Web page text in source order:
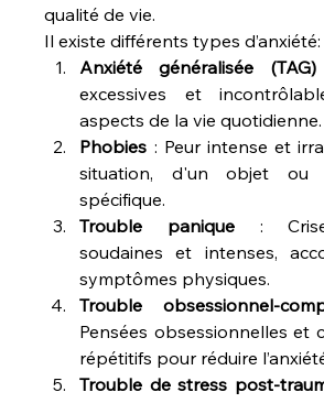
qualité de vie.
Il existe différents types d’anxiété:
Anxiété généralisée (TAG)
excessives et
aspects de la vie quotidienne.
Phobies : Peur intense et
situation, d'un objet ou
spécifique.
Trouble panique : Crises
soudaines et intenses,
symptômes physiques.
Trouble obsessionnel-
Pensées obsessionnelles et
répétitifs pour réduire
Trouble de stress post-